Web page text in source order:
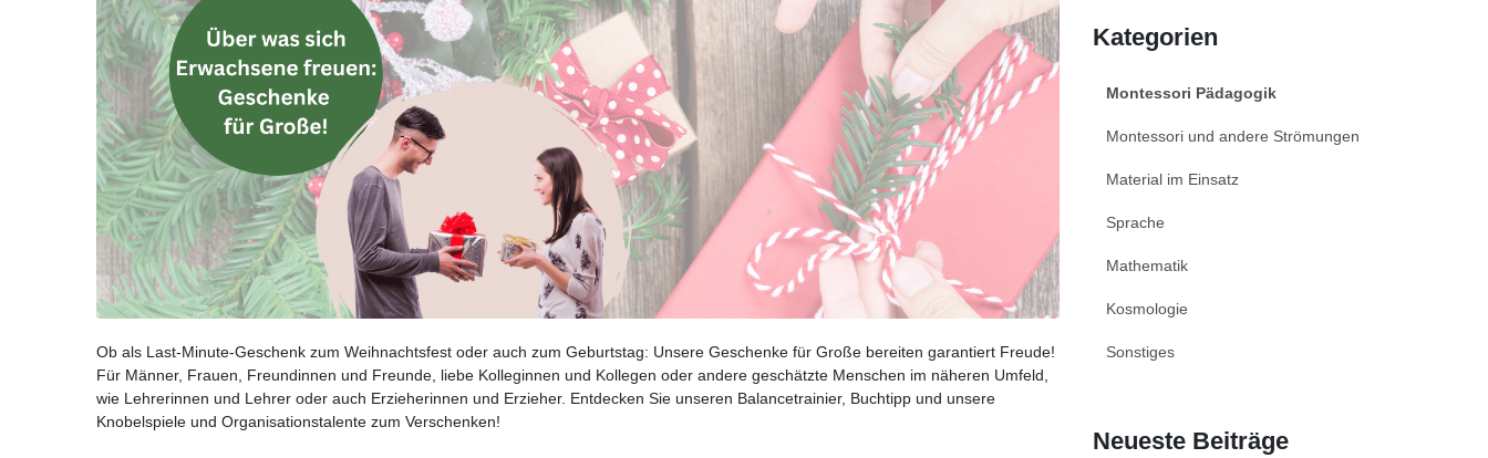
Ob als Last-Minute-Geschenk zum Weihnachtsfest oder auch zum Geburtstag: Unsere Geschenke für Große bereiten garantiert Freude!
Für Männer, Frauen, Freundinnen und Freunde, liebe Kolleginnen und Kollegen oder andere geschätzte Menschen im näheren Umfeld,
wie Lehrerinnen und Lehrer oder auch Erzieherinnen und Erzieher. Entdecken Sie unseren Balancetrainier, Buchtipp und unsere
Knobelspiele und Organisationstalente zum Verschenken!
Kategorien
Montessori Pädagogik
Montessori und andere Strömungen
Material im Einsatz
Sprache
Mathematik
Kosmologie
Sonstiges
Neueste Beiträge